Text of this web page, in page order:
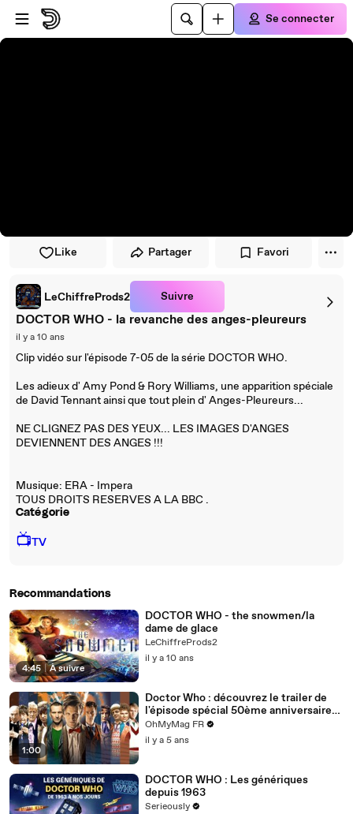
Passer au player
Passer au contenu principal
Se connecter
Like Partager Favori
LeChiffreProds2 Suivre
DOCTOR WHO - la revanche des anges-pleureurs
il y a 10 ans
Clip vidéo sur l'épisode 7-05 de la série DOCTOR WHO.
Les adieux d' Amy Pond & Rory Williams, une apparition spéciale
de David Tennant ainsi que tout plein d' Anges-Pleureurs...
NE CLIGNEZ PAS DES YEUX... LES IMAGES D'ANGES
DEVIENNENT DES ANGES !!!
Musique: ERA - Impera
TOUS DROITS RESERVES A LA BBC .
Catégorie
📺TV
Recommandations
4:45 | À suivre
DOCTOR WHO - the snowmen/la
dame de glace
LeChiffreProds2
il y a 10 ans
1:00
Doctor Who : découvrez le trailer de
l'épisode spécial 50ème anniversaire
avec David Tennant et Matt Smith
OhMyMag FR
il y a 5 ans
DOCTOR WHO : Les génériques
depuis 1963
Serieously